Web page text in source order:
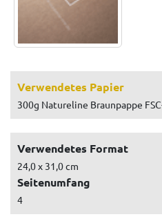
Verwendetes Papier
300g Natureline Braunpappe
Verwendetes Format
24,0 x 31,0 cm
Seitenumfang
4